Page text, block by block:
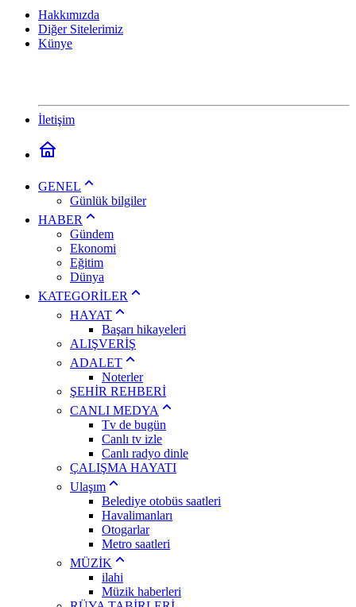
Hakkımızda
Diğer Sitelerimiz
Künye
İletişim
GENEL
Günlük bilgiler
HABER
Gündem
Ekonomi
Eğitim
Dünya
KATEGORİLER
HAYAT
Başarı hikayeleri
ALIŞVERİŞ
ADALET
Noterler
ŞEHİR REHBERİ
CANLI MEDYA
Tv de bugün
Canlı tv izle
Canlı radyo dinle
ÇALIŞMA HAYATI
Ulaşım
Belediye otobüs saatleri
Havalimanları
Otogarlar
Metro saatleri
MÜZİK
ilahi
Müzik haberleri